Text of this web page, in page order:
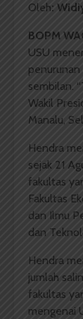
Oleh:
BOPM
USU
sembilan.
Wakil
Manalu,
Hendra
sejak 21
fakultas
Fakultas
dan Ilmu
dan
Hendra
jumlah
fakultas
mengenai